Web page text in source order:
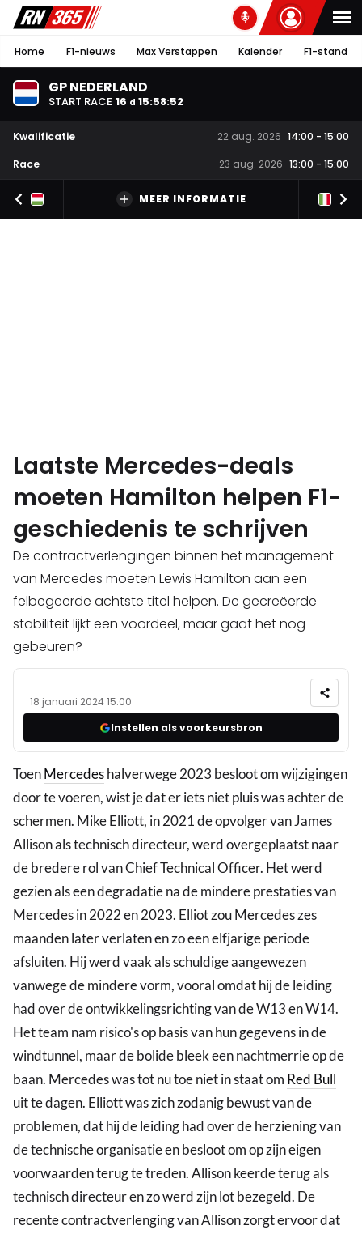
Home F1-nieuws Max Verstappen Kalender F1-stand
GP NEDERLAND
START RACE 16 d 15:58:51
Kwalificatie 22 aug. 2026 14:00 - 15:00
Race
23 aug. 2026 13:00 - 15:00
MEER INFORMATIE
Laatste Mercedes-deals
moeten Hamilton helpen F1-
geschiedenis te schrijven
De contractverlengingen binnen het management
van Mercedes moeten Lewis Hamilton aan een
felbegeerde achtste titel helpen. De gecreëerde
stabiliteit lijkt een voordeel, maar gaat het nog
gebeuren?
18 januari 2024 15:00
Instellen als voorkeursbron
ToenMercedeshalverwege 2023 besloot om wijzigingen
door te voeren, wist je dat er iets niet pluis was achter de
schermen. Mike Elliott, in 2021 de opvolger van James
Allison als technisch directeur, werd overgeplaatst naar
de bredere rol van Chief Technical Officer. Het werd
gezien als een degradatie na de mindere prestaties van
Mercedes in 2022 en 2023. Elliot zou Mercedes zes
maanden later verlaten en zo een elfjarige periode
afsluiten. Hij werd vaak als schuldige aangewezen
vanwege de mindere vorm, vooral omdat hij de leiding
had over de ontwikkelingsrichting van de W13 en W14.
Het team nam risico's op basis van hun gegevens in de
windtunnel, maar de bolide bleek een nachtmerrie op de
baan. Mercedes was tot nu toe niet in staat om Red Bull
uit te dagen. Elliott was zich zodanig bewust van de
problemen, dat hij de leiding had over de herziening van
de technische organisatie en besloot om op zijn eigen
voorwaarden terug te treden. Allison keerde terug als
technisch directeur en zo werd zijn lot bezegeld. De
recente contractverlenging van Allison zorgt ervoor dat